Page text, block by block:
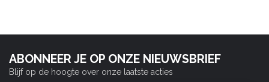
ABONNEER JE OP ONZE NIEUWSBRIEF
Blijf op de hoogte over onze laatste acties